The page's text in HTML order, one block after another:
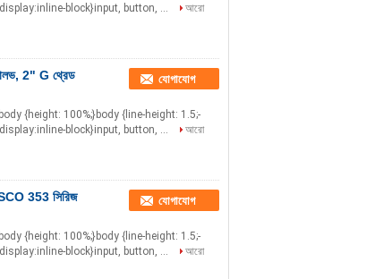
block}input, button, ...
আরো
2" G থ্রেড
যোগাযোগ
{height: 100%;}body {line-height: 1.5;-
block}input, button, ...
আরো
353 সিরিজ
যোগাযোগ
{height: 100%;}body {line-height: 1.5;-
block}input, button, ...
আরো